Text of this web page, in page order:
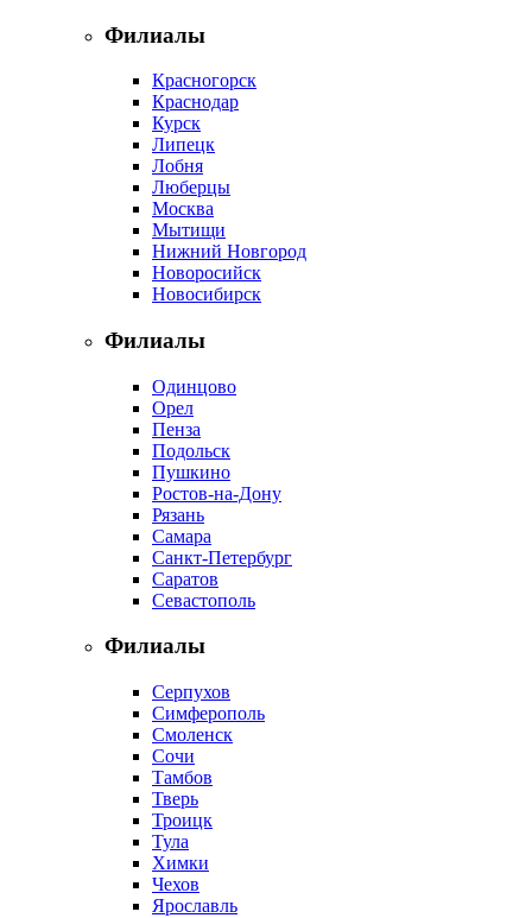
Филиалы
Красногорск
Краснодар
Курск
Липецк
Лобня
Люберцы
Москва
Мытищи
Нижний Новгород
Новоросийск
Новосибирск
Филиалы
Одинцово
Орел
Пенза
Подольск
Пушкино
Ростов-на-Дону
Рязань
Самара
Санкт-Петербург
Саратов
Севастополь
Филиалы
Серпухов
Симферополь
Смоленск
Сочи
Тамбов
Тверь
Троицк
Тула
Химки
Чехов
Ярославль